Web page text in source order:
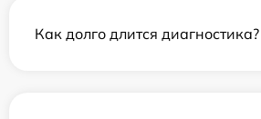
Как долго длится диагностика?